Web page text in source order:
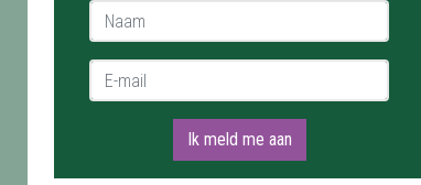
Naam *
E-mail *
Ik meld me aan